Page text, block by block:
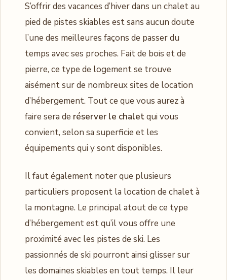
S’offrir des vacances d’hiver dans un chalet au
pied de pistes skiables est sans aucun doute
l’une des meilleures façons de passer du
temps avec ses proches. Fait de bois et de
pierre, ce type de logement se trouve
aisément sur de nombreux sites de location
d’hébergement. Tout ce que vous aurez à
faire sera de réserver le chaletqui vous
convient, selon sa superficie et les
équipements qui y sont disponibles.
Il faut également noter que plusieurs
particuliers proposent la location de chalet à
la montagne. Le principal atout de ce type
d’hébergement est qu’il vous offre une
proximité avec les pistes de ski. Les
passionnés de ski pourront ainsi glisser sur
les domaines skiables en tout temps. Il leur